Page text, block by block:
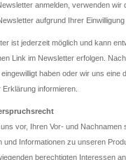
anmelden, verwenden
aufgrund Ihrer
ist jederzeit möglich und kann
Link im Newsletter erfolgen.
haben oder wir uns
informieren.
vor, Ihren Vor- und
und Informationen zu unseren
berechtigten Interessen